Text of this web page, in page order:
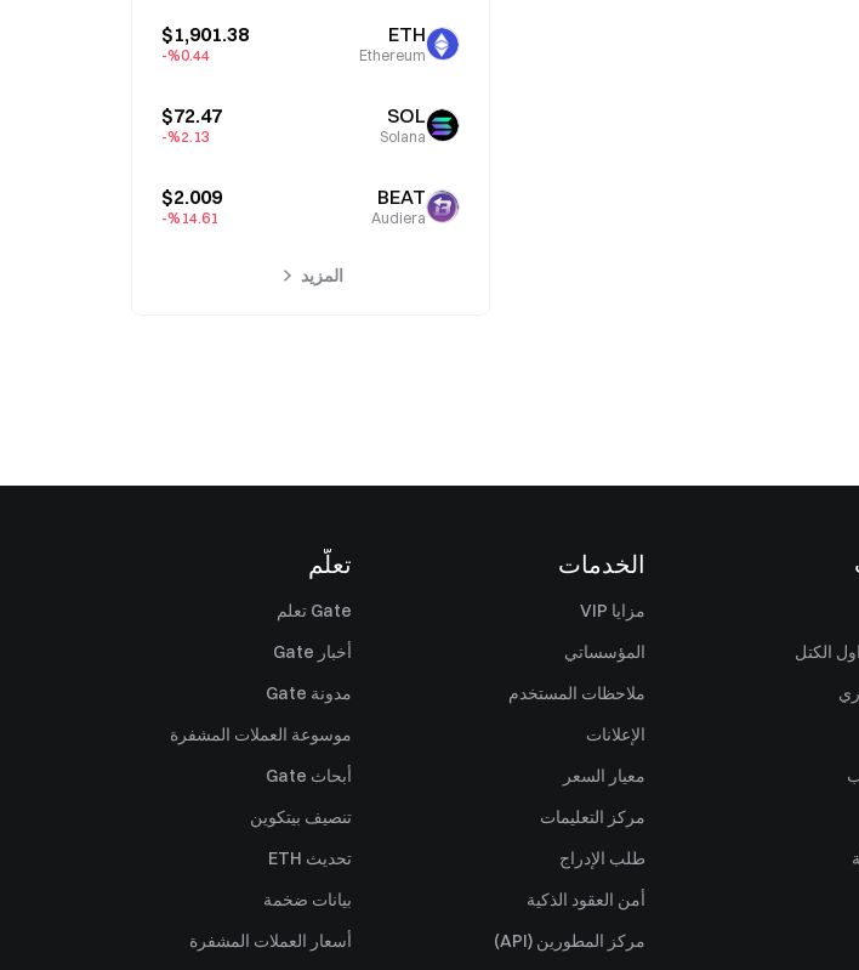
ETH
Ethereum
$1,901.38
%0.44-
SOL
Solana
$72.47
%2.13-
BEAT
Audiera
$2.009
%14.61-
المزيد
الكتل
الخدمات
مزايا VIP
المؤسساتي
ملاحظات المستخدم
الإعلانات
معيار السعر
مركز التعليمات
طلب الإدراج
أمن العقود الذكية
مركز المطورين (API)
تعلّم
Gate تعلم
أخبار Gate
مدونة Gate
موسوعة العملات المشفرة
أبحاث Gate
تنصيف بيتكوين
تحديث ETH
بيانات ضخمة
أسعار العملات المشفرة